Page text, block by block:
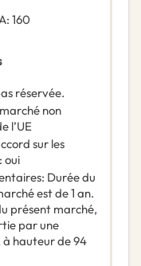
: 160
réservée.
non
l’UE
sur les
: oui
: Durée du
est de 1 an.
présent marché,
par une
à hauteur de 94